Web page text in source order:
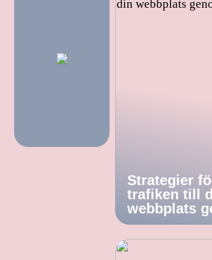
Strategier
trafiken till
webbplats